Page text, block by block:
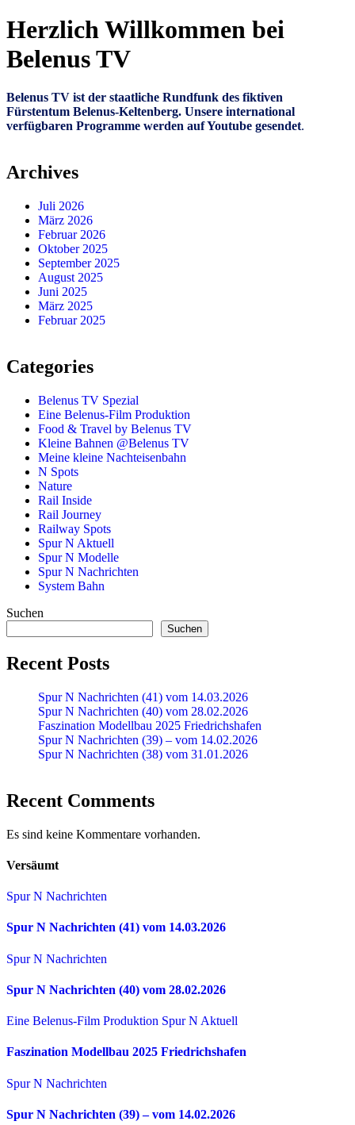
Herzlich Willkommen bei
Belenus TV
Belenus TV ist der staatliche Rundfunk des fiktiven
Fürstentum Belenus-Keltenberg. Unsere international
verfügbaren Programme werden auf Youtube gesendet.
Archives
Juli 2026
März 2026
Februar 2026
Oktober 2025
September 2025
August 2025
Juni 2025
März 2025
Februar 2025
Categories
Belenus TV Spezial
Eine Belenus-Film Produktion
Food & Travel by Belenus TV
Kleine Bahnen @Belenus TV
Meine kleine Nachteisenbahn
N Spots
Nature
Rail Inside
Rail Journey
Railway Spots
Spur N Aktuell
Spur N Modelle
Spur N Nachrichten
System Bahn
Suchen
Suchen
Recent Posts
Spur N Nachrichten (41) vom 14.03.2026
Spur N Nachrichten (40) vom 28.02.2026
Faszination Modellbau 2025 Friedrichshafen
Spur N Nachrichten (39) – vom 14.02.2026
Spur N Nachrichten (38) vom 31.01.2026
Recent Comments
Es sind keine Kommentare vorhanden.
Versäumt
Spur N Nachrichten
Spur N Nachrichten (41) vom 14.03.2026
Spur N Nachrichten
Spur N Nachrichten (40) vom 28.02.2026
Eine Belenus-Film Produktion Spur N Aktuell
Faszination Modellbau 2025 Friedrichshafen
Spur N Nachrichten
Spur N Nachrichten (39) – vom 14.02.2026